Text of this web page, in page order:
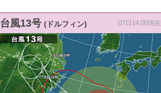
台風13号 (ドルフィン) 07日14:00現在